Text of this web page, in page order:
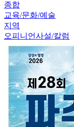
종합
교육/문화/예술
지역
오피니언사설/칼럼